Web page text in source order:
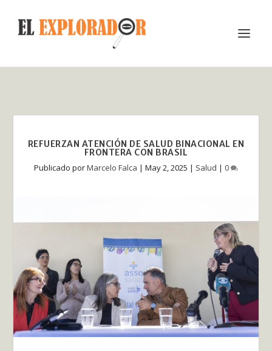
REFUERZAN ATENCIÓN DE SALUD BINACIONAL EN
FRONTERA CON BRASIL
Publicado porMarcelo Falca | May 2, 2025 | Salud | 0